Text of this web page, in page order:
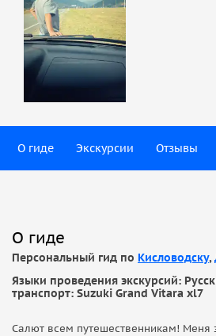
О гиде Экскурсии Отзывы
О гиде
Персональный гид по Кисловодску,
Языки проведения экскурсий:
транспорт: Suzuki Grand Vitara xl7
Салют всем путешественникам! Меня